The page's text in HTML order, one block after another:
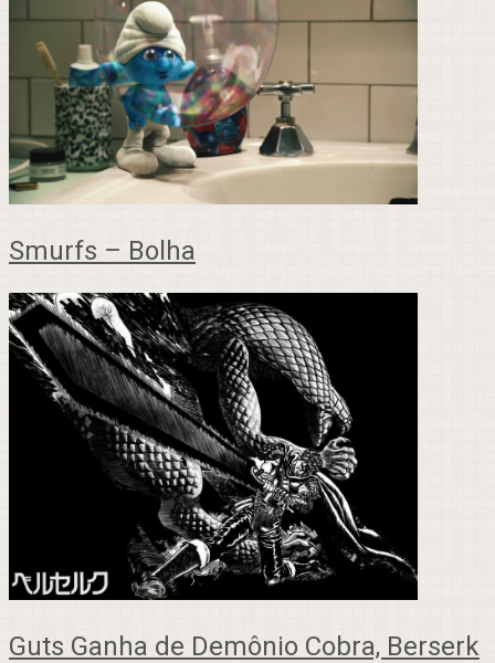
Smurfs – Bolha
Guts Ganha de Demônio Cobra, Berserk